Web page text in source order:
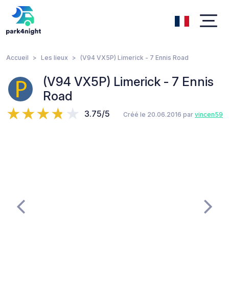
Accueil Les lieux (V94 VX5P) Limerick - 7 Ennis Road
(V94 VX5P) Limerick - 7 Ennis
Road
3.75/5 Créé le 20.06.2016 par vincen59